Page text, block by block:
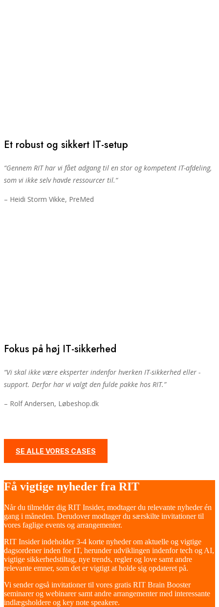
Et robust og sikkert IT-setup
“Gennem RIT har vi fået adgang til en stor og kompetent IT-afdeling,
som vi ikke selv havde ressourcer til.“
– Heidi Storm Vikke, PreMed
Fokus på høj IT-sikkerhed
“Vi skal ikke være eksperter indenfor hverken IT-sikkerhed eller -
support. Derfor har vi valgt den fulde pakke hos RIT.”
– Rolf Andersen, Løbeshop.dk
SE ALLE VORES CASES
Få vigtige nyheder fra RIT
Når du tilmelder dig RIT Insider, modtager du relevante nyheder én
gang i måneden. Derudover modtager du særskilte invitationer til
vores faglige events og arrangementer.
RIT Insider indeholder 3-4 korte nyheder om aktuelle og vigtige
dagsordener inden for IT, herunder udviklingen indenfor tech og AI,
vigtige sikkerhedstiltag, nye trends, regler og love samt andre
relevante emner, som det er vigtigt at holde sig opdateret på.
Vi sender også invitationer til vores gratis RIT Brain Booster
seminarer og webinarer samt andre arrangementer med interessante
indlægsholdere og key note speakere.